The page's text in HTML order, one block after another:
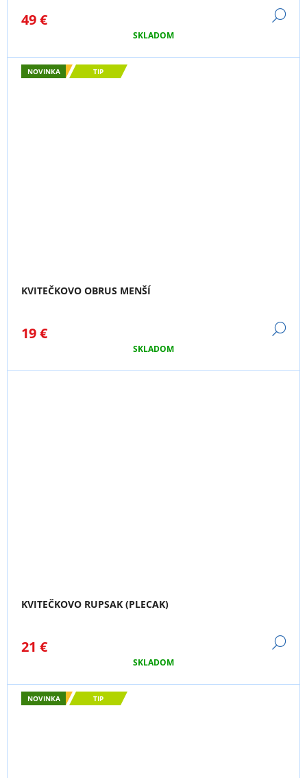
49 €
SKLADOM
NOVINKA TIP
KVITEČKOVO OBRUS MENŠÍ
19 €
SKLADOM
KVITEČKOVO RUPSAK (PLECAK)
21 €
SKLADOM
NOVINKA TIP